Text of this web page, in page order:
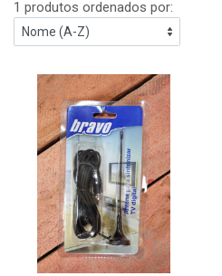
1 produtos ordenados por: